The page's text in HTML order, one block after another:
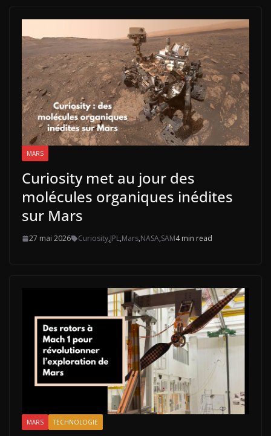
MARS
Curiosity met au jour des
molécules organiques inédites
sur Mars
27 mai 2026 Curiosity,JPL,Mars,NASA,SAM4 min read
MARS TECHNOLOGIE